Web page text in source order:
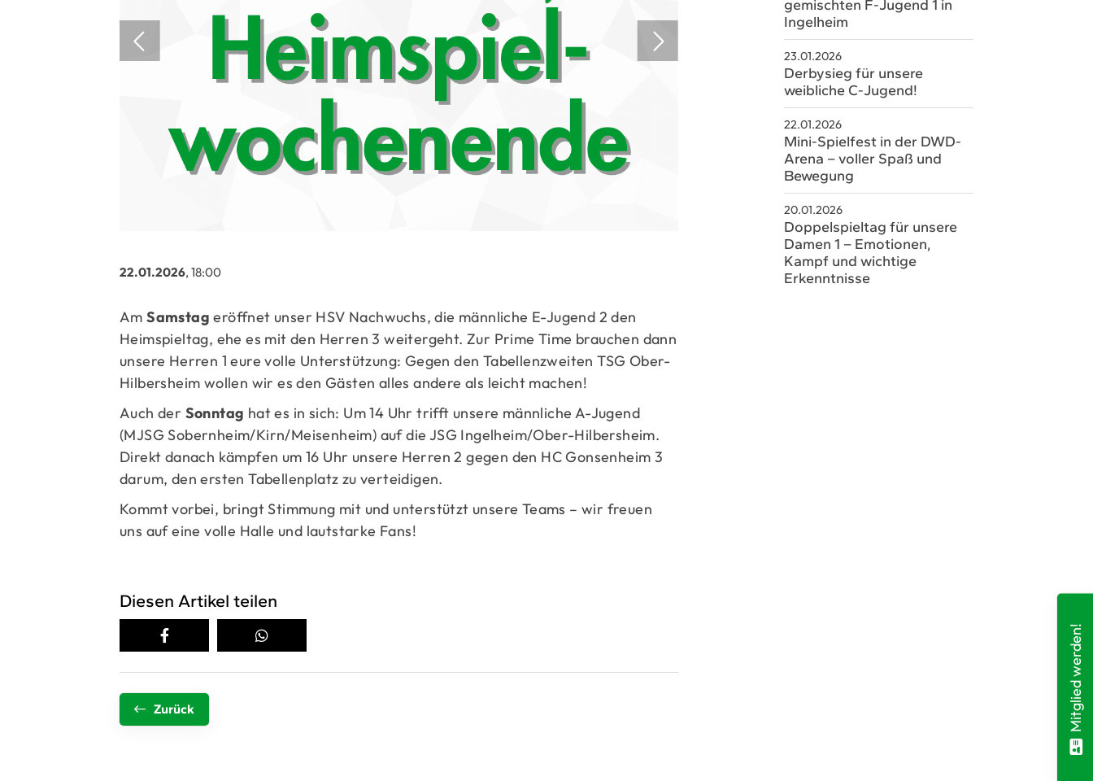
22.01.2026, 18:00
AmSamstag eröffnet unser HSV Nachwuchs, die männliche E-Jugend 2 den
Heimspieltag, ehe es mit den Herren 3 weitergeht. Zur Prime Time brauchen dann
unsere Herren 1 eure volle Unterstützung: Gegen den Tabellenzweiten TSG Ober-
Hilbersheim wollen wir es den Gästen alles andere als leicht machen!
Auch der Sonntag hat es in sich: Um 14 Uhr trifft unsere männliche A-Jugend
(MJSG Sobernheim/Kirn/Meisenheim) auf die JSG Ingelheim/Ober-Hilbersheim.
Direkt danach kämpfen um 16 Uhr unsere Herren 2 gegen den HC Gonsenheim 3
darum, den ersten Tabellenplatz zu verteidigen.
Kommt vorbei, bringt Stimmung mit und unterstützt unsere Teams – wir freuen
uns auf eine volle Halle und lautstarke Fans!
Diesen Artikel teilen
Zurück
gemischten F-Jugend 1 in
Ingelheim
23.01.2026
Derbysieg für unsere
weibliche C-Jugend!
22.01.2026
Mini-Spielfest in der DWD-
Arena – voller Spaß und
Bewegung
20.01.2026
Doppelspieltag für unsere
Damen 1 – Emotionen,
Kampf und wichtige
Erkenntnisse
Mitglied werden!
Sportangebote finden
Unser Sportangebot
Ausfälle und Vertretungen
Mitglieder-Service
Alles zur Mitgliedschaft
Downloads
Termine
Fragen & Antworten
Geschäftsstelle
HSV Sobernheim e.V.
Zum Staaren 26
55566 Bad Sobernheim
06751 8579328
geschaeftsstelle@hsvsobernheim.de